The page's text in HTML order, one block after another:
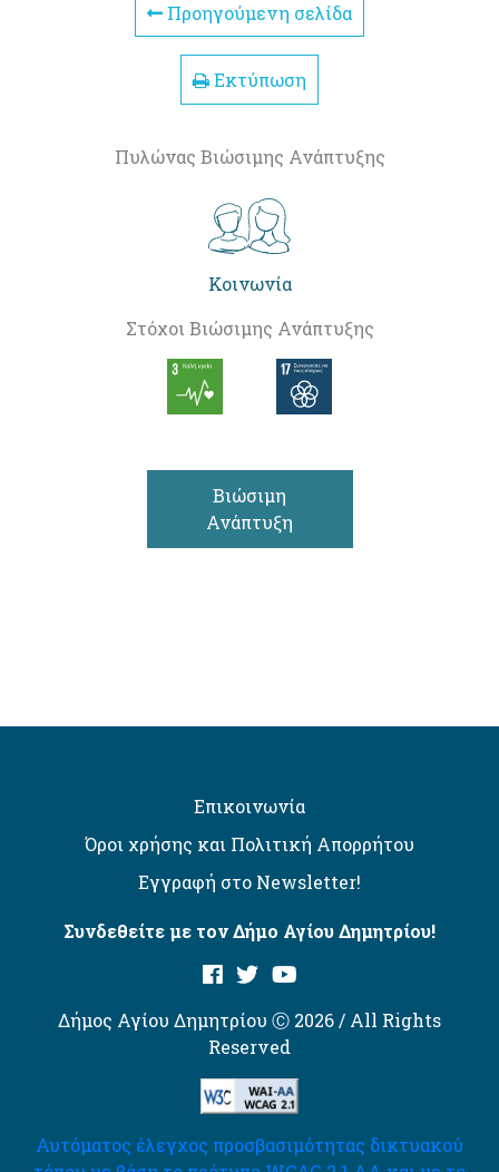
Προηγούμενη σελίδα
Εκτύπωση
Πυλώνας Βιώσιμης Ανάπτυξης
Κοινωνία
Στόχοι Βιώσιμης Ανάπτυξης
Βιώσιμη
Ανάπτυξη
Επικοινωνία
Όροι χρήσης και Πολιτική Απορρήτου
Εγγραφή στο Newsletter!
Συνδεθείτε με τον Δήμο Αγίου Δημητρίου!
Δήμος Αγίου Δημητρίου Ⓒ 2026 / All Rights
Reserved
Αυτόματος έλεγχος προσβασιμότητας δικτυακού